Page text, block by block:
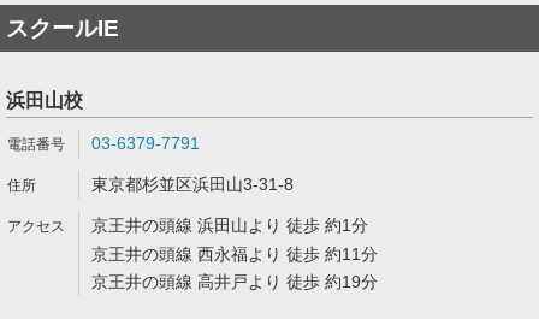
スクールIE
浜田山校
03-6379-7791
東京都杉並区浜田山3-31-8
京王井の頭線 浜田山より 徒歩 約1分
京王井の頭線 西永福より 徒歩 約11分
京王井の頭線 高井戸より 徒歩 約19分